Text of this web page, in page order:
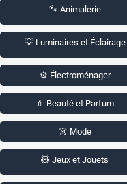
🐾 Animalerie
💡 Luminaires et Éclairage
⚙️ Électroménager
💄 Beauté et Parfum
👗 Mode
🧸 Jeux et Jouets